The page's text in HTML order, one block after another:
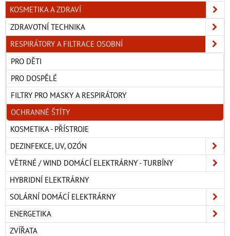
KOSMETIKA A ZDRAVÍ
ZDRAVOTNÍ TECHNIKA
RESPIRÁTORY A FILTRACE OSOBNÍ
PRO DĚTI
PRO DOSPĚLÉ
FILTRY PRO MASKY A RESPIRÁTORY
OCHRANNÉ ŠTÍTY
KOSMETIKA - PŘÍSTROJE
DEZINFEKCE, UV, OZÓN
VĚTRNÉ / WIND DOMÁCÍ ELEKTRÁRNY - TURBÍNY
HYBRIDNÍ ELEKTRÁRNY
SOLÁRNÍ DOMÁCÍ ELEKTRÁRNY
ENERGETIKA
ZVÍŘATA